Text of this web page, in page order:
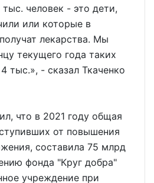
человек - это дети,
или которые в
лекарства. Мы
текущего года таких
тыс.», - сказал Ткаченко
что в 2021 году общая
от повышения
составила 75 млрд
фонда "Круг добра"
учреждение при